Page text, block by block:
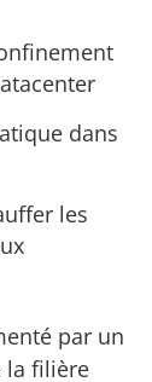
dans
les
par un
la filière